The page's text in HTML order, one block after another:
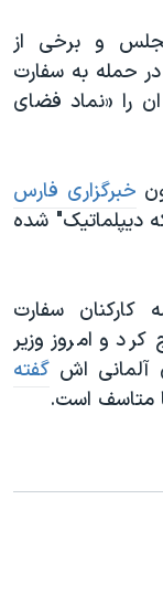
و برخی از
حمله به سفارت
را «نماد فضای
خبرگزاری فارس
دیپلماتیک" شده
کارکنان سفارت
و امروز وزیر
آلمانی اش گفته
متاسف است.